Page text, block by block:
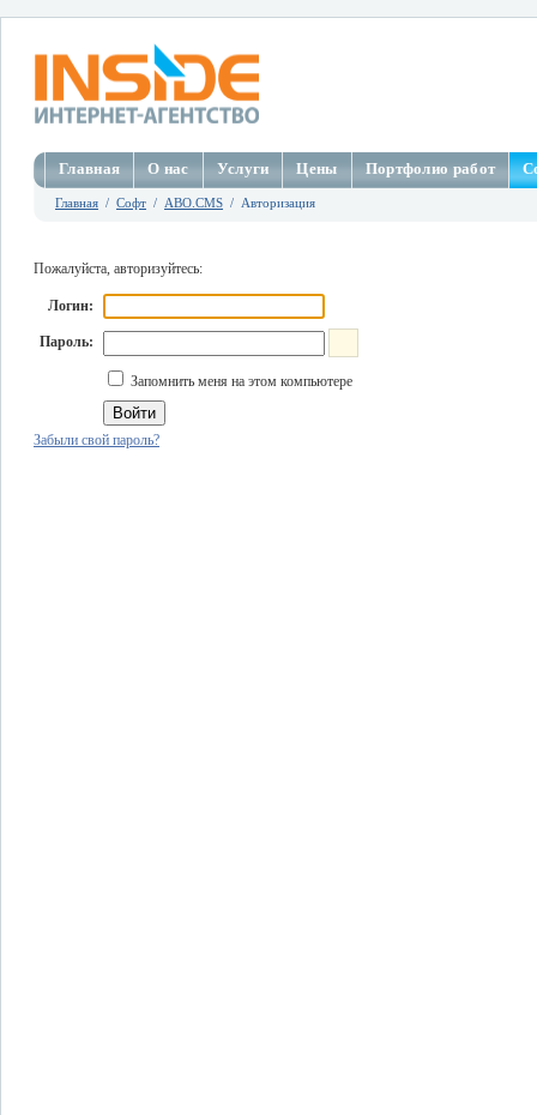
Главная О нас Услуги Цены Портфолио работ
Главная / Софт / ABO.CMS / Авторизация
Пожалуйста, авторизуйтесь:
Логин:
Пароль:
Запомнить меня на этом компьютере
Забыли свой пароль?